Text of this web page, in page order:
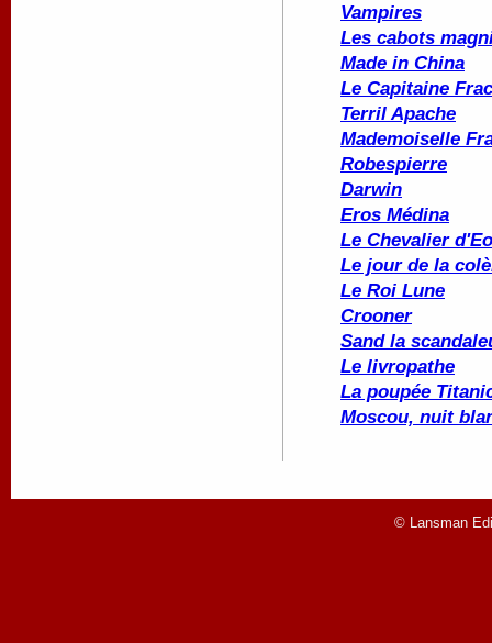
Vampires
Les cabots
Made in China
Le Capitaine
Terril Apache
Mademoiselle
Robespierre
Darwin
Eros Médina
Le Chevalier
Le jour de la
Le Roi Lune
Crooner
Sand la
Le livropathe
La poupée
Moscou, nuit
© Lansman